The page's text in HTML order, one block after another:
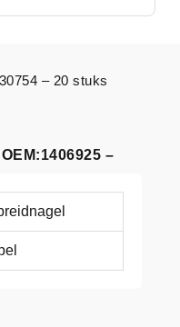
–
– 20 stuks